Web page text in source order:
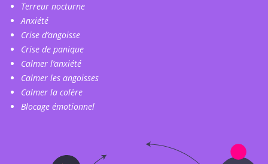
Terreur nocturne
Anxiété
Crise d’angoisse
Crise de panique
Calmer l’anxiété
Calmer les angoisses
Calmer la colère
Blocage émotionnel